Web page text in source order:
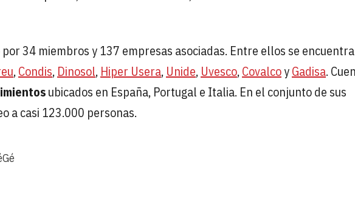
34 miembros y 137 empresas asociadas. Entre ellos se
,Condis, Dinosol, Hiper Usera, Unide, Uvesco,CovalcoyGadisa.
ubicados en España, Portugal e Italia. En el conjunto de sus
a casi 123.000 personas.